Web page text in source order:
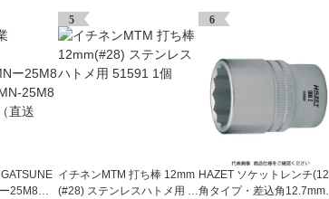
25M8ア
5
イチネンMTM 打ち棒 12mm
(#28) ステンレスハトメ用 5
6
HAZET ソケットレンチ(12
角タイプ・差込角12.7mm)